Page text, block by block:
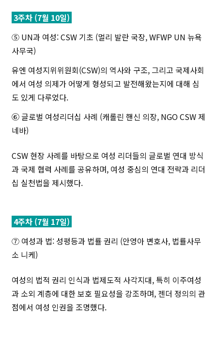
3주차 (7월 10일)
⑤ UN과 여성: CSW 기초 (멀리 발란 국장, WFWP UN 뉴욕
사무국)
유엔 여성지위위원회(CSW)의 역사와 구조, 그리고 국제사회
에서 여성 의제가 어떻게 형성되고 발전해왔는지에 대해 심
도 있게 다루었다.
⑥ 글로벌 여성리더십 사례 (캐롤린 핸신 의장, NGO CSW 제
네바)
CSW 현장 사례를 바탕으로 여성 리더들의 글로벌 연대 방식
과 국제 협력 사례를 공유하며, 여성 중심의 연대 전략과 리더
십 실천법을 제시했다.
4주차 (7월 17일)
⑦ 여성과 법: 성평등과 법률 권리 (안영아 변호사, 법률사무
소 니케)
여성의 법적 권리 인식과 법제도적 사각지대, 특히 이주여성
과 소외 계층에 대한 보호 필요성을 강조하며, 젠더 정의의 관
점에서 여성 인권을 조명했다.